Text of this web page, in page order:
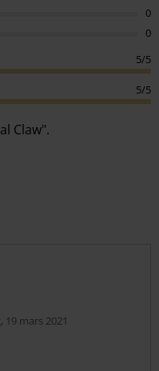
0
0
5/5
5/5
Claw".
mars 2021